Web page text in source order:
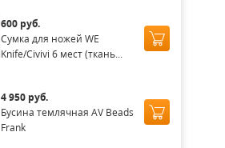
600 руб.
Сумка для ножей WE
Knife/Civivi 6 мест (ткань...
4 950 руб.
Бусина темлячная AV Beads
Frank